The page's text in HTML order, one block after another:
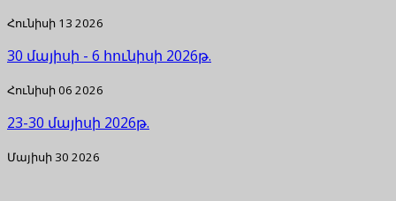
Հունիսի 13 2026
30 մայիսի - 6 հունիսի 2026թ.
Հունիսի 06 2026
23-30 մայիսի 2026թ.
Մայիսի 30 2026